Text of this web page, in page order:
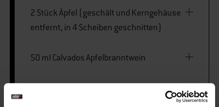
2 Stück Äpfel (geschält und Kerngehäuse
entfernt, in 4 Scheiben geschnitten)
50 ml Calvados Apfelbranntwein